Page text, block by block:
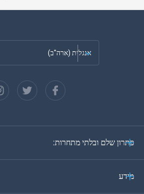
אנגלית (ארה"ב)
גרמנית
פתרון שלם ובלתי מתחרות:
מידע